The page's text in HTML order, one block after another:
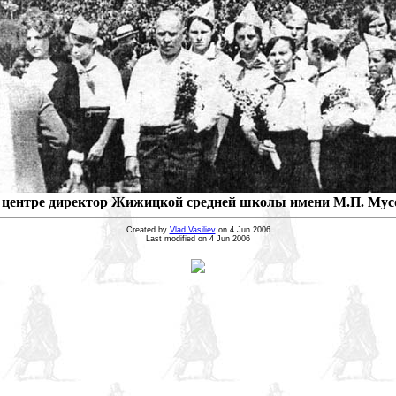
директор Жижицкой средней школы имени М.П.
Created by Vlad Vasilievon 4 Jun 2006
Last modified on 4 Jun 2006